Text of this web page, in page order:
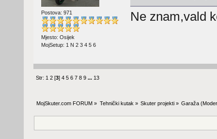
Postova: 971
Mjesto: Osijek
MojSetup: 1 N 2 3 4 5 6
Ne znam,vald
Str: 1 2 [3]4 5 6 7 8 9 ... 13
MojSkuter.com FORUM » Tehnički kutak» Skuter projekti» Garaža